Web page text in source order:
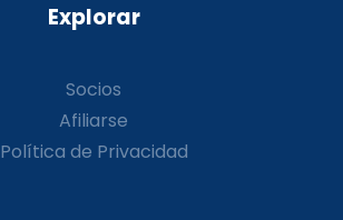
Explorar
Socios
Afiliarse
Política de Privacidad